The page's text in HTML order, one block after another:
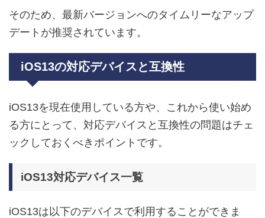
そのため、最新バージョンへのタイムリーなアップ
デートが推奨されています。
iOS13の対応デバイスと互換性
iOS13を現在使用している方や、これから使い始め
る方にとって、対応デバイスと互換性の問題はチェ
ックしておくべきポイントです。
iOS13対応デバイス一覧
iOS13は以下のデバイスで利用することができま